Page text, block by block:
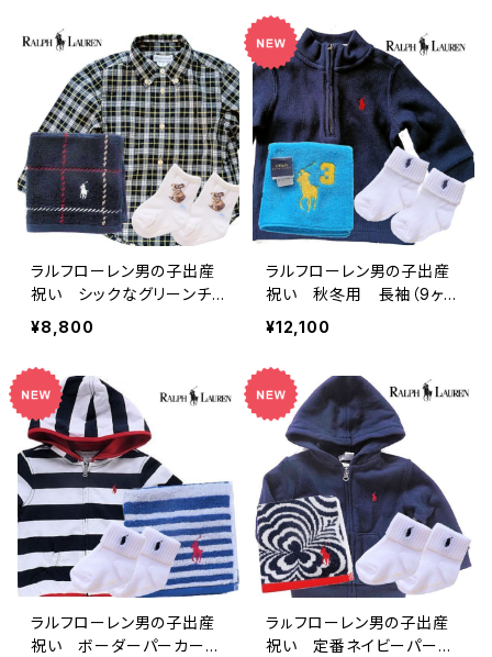
ラルフローレン男の子出産
祝い シックなグリーンチェ
ック1歳 長袖シャツセット
¥8,800
ラルフローレン男の子出産
祝い 秋冬用 長袖（9ヶ月
～）3点ギフト
¥12,100
ラルフローレン男の子出産
祝い ボーダーパーカー（9
ラㇽフローレン男の子出産
祝い 定番ネイビーパーカ